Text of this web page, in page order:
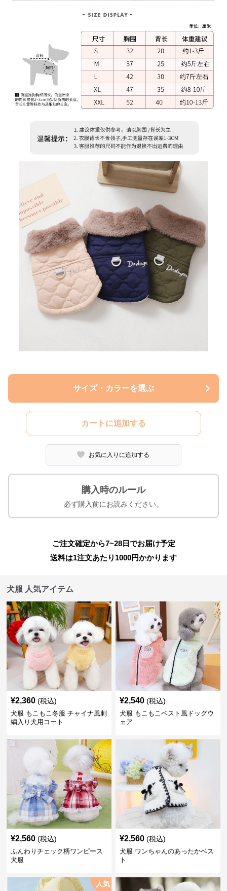
サイズ・カラーを選ぶ
カートに追加する
お気に入りに追加する
購入時のルール
必ず購入前にお読みください。
ご注文確定から7~28日でお届け予定
送料は1注文あたり 1000円かかります
犬服 人気アイテム
¥2,360 (税込)
犬服 もこもこ冬服 チャイナ風刺
繍入り犬用コート
¥2,540 (税込)
犬服 もこもこベスト風ドッグウ
ェア
¥2,560 (税込)
ふんわりチェック柄ワンピース
犬服
¥2,560 (税込)
犬服 ワンちゃんのあったかベス
ト
人気